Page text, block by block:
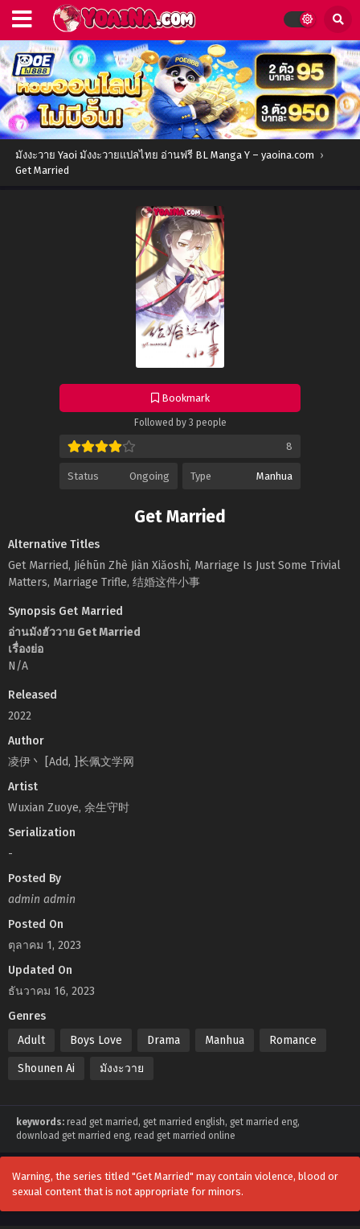
มังงะวาย Yaoi มังงะวายแปลไทย อ่านฟรี BL Manga Y – yaoina.com ›
Get Married
Bookmark
Followed by 3 people
8
Status Ongoing Type Manhua
Get Married
Alternative Titles
Get Married, Jiéhūn Zhè Jiàn Xiǎoshì, Marriage Is Just Some Trivial
Matters, Marriage Trifle, 结婚这件小事
Synopsis Get Married
อ่านมังฮัววาย Get Married
เรื่องย่อ
N/A
Released
2022
Author
凌伊丶 [Add, ]长佩文学网
Artist
Wuxian Zuoye, 余生守时
Serialization
-
Posted By
admin admin
Posted On
ตุลาคม 1, 2023
Updated On
ธันวาคม 16, 2023
Genres
Adult
Boys Love Drama Manhua Romance
Shounen Ai มังงะวาย
keywords: read get married, get married english, get married eng,
download get married eng, read get married online
Warning, the series titled "Get Married" may contain violence, blood or
sexual content that is not appropriate for minors.